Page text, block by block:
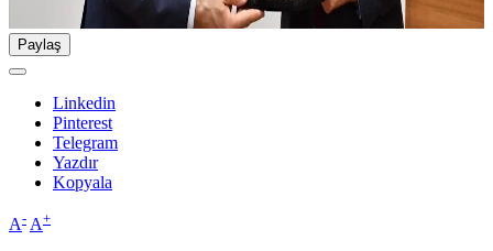
Paylaş
Linkedin
Pinterest
Telegram
Yazdır
Kopyala
A- A+